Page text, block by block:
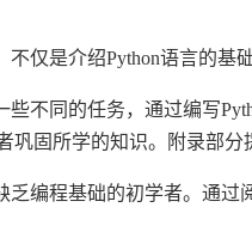
仅是介绍Python语言的
不同的任务，通过编写
固所学的知识。附录部分
编程基础的初学者。通